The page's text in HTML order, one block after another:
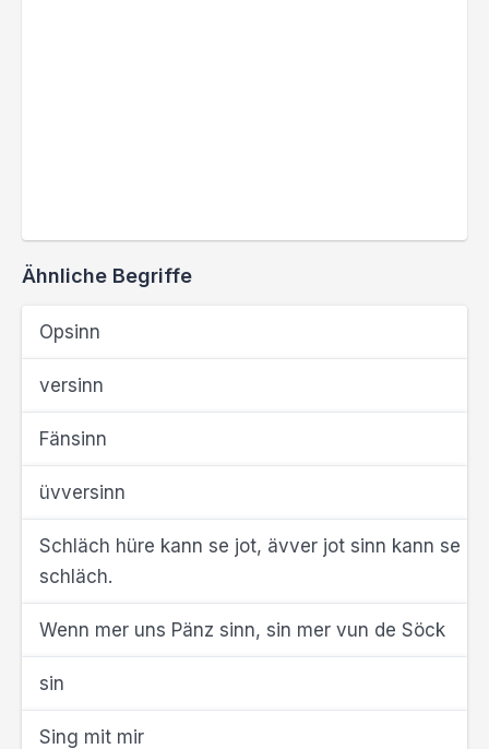
Ähnliche Begriffe
Opsinn
versinn
Fänsinn
üvversinn
Schläch hüre kann se jot, ävver jot sinn kann se
schläch.
Wenn mer uns Pänz sinn, sin mer vun de Söck
sin
Sing mit mir